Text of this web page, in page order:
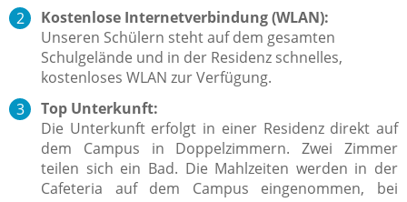
Kostenlose Internetverbindung (WLAN):
Unseren Schülern steht auf dem gesamten
Schulgelände und in der Residenz schnelles,
kostenloses WLAN zur Verfügung.
Top Unterkunft:
Die Unterkunft erfolgt in einer Residenz direkt auf
dem Campus in Doppelzimmern. Zwei Zimmer
teilen sich ein Bad. Die Mahlzeiten werden in der
Cafeteria auf dem Campus eingenommen, bei